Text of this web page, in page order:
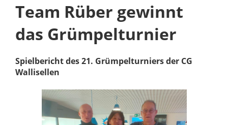
Team Rüber gewinnt
das Grümpelturnier
Spielbericht des 21. Grümpelturniers der CG
Wallisellen